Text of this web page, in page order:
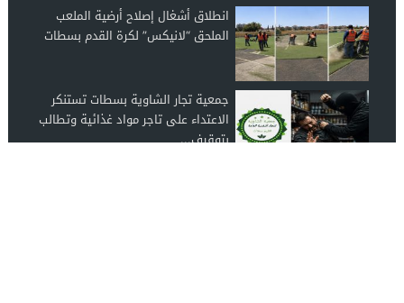
انطلاق أشغال إصلاح أرضية الملعب
الملحق “لانيكس” لكرة القدم بسطات
جمعية تجار الشاوية بسطات تستنكر
الاعتداء على تاجر مواد غذائية وتطالب
بتوقيف...